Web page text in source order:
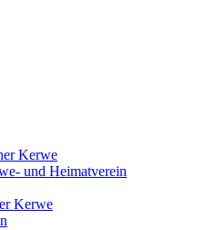
Kerwe
und Heimatverein
Kerwe